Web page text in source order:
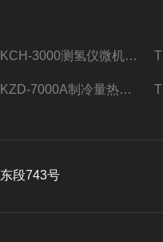
TKCH-3000测氢仪微机氢元素测定煤质检测
TKZD-7000A制冷量热仪自动升降热值仪煤质检测
段743号